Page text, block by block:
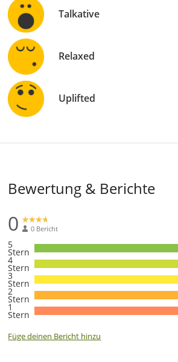
Talkative
Relaxed
Uplifted
Bewertung & Berichte
0 0 Bericht
5
Stern
4
Stern
3
Stern
2
Stern
1
Stern
Füge deinen Bericht hinzu